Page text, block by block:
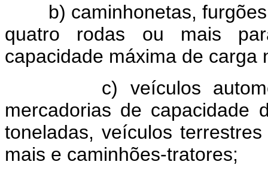
b) caminhonetas,
quatro rodas ou mais
capacidade máxima de carga
c) veículos
mercadorias de capacidade
toneladas, veículos
mais e caminhões-tratores;